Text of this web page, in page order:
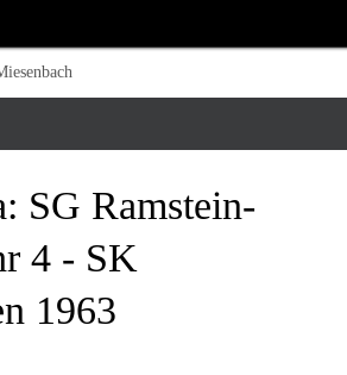
SG Ramstein-
4 - SK
1963